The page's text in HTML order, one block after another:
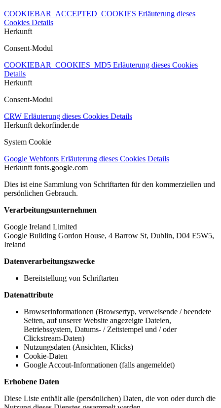
COOKIEBAR_ACCEPTED_COOKIES Erläuterung dieses
Cookies Details
Herkunft
Consent-Modul
COOKIEBAR_COOKIES_MD5 Erläuterung dieses Cookies
Details
Herkunft
Consent-Modul
CRW Erläuterung dieses Cookies Details
Herkunft dekorfinder.de
System Cookie
Google Webfonts Erläuterung dieses Cookies Details
Herkunft fonts.google.com
Dies ist eine Sammlung von Schriftarten für den kommerziellen und
persönlichen Gebrauch.
Verarbeitungsunternehmen
Google Ireland Limited
Google Building Gordon House, 4 Barrow St, Dublin, D04 E5W5,
Ireland
Datenverarbeitungszwecke
Bereitstellung von Schriftarten
Datenattribute
Browserinformationen (Browsertyp, verweisende / beendete
Seiten, auf unserer Website angezeigte Dateien,
Betriebssystem, Datums- / Zeitstempel und / oder
Clickstream-Daten)
Nutzungsdaten (Ansichten, Klicks)
Cookie-Daten
Google Accout-Informationen (falls angemeldet)
Erhobene Daten
Diese Liste enthält alle (persönlichen) Daten, die von oder durch die